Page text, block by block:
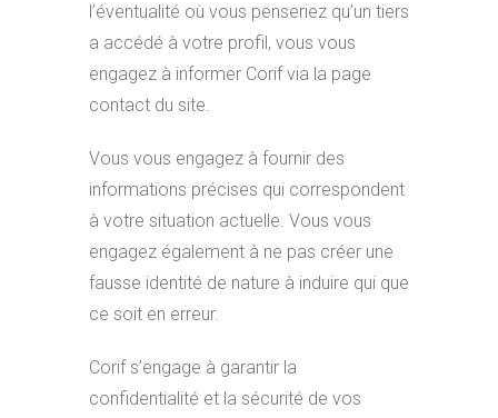
l’éventualité où vous penseriez qu’un tiers
a accédé à votre profil, vous vous
engagez à informer Corif via la page
contact du site.
Vous vous engagez à fournir des
informations précises qui correspondent
à votre situation actuelle. Vous vous
engagez également à ne pas créer une
fausse identité de nature à induire qui que
ce soit en erreur.
Corif s’engage à garantir la
confidentialité et la sécurité de vos